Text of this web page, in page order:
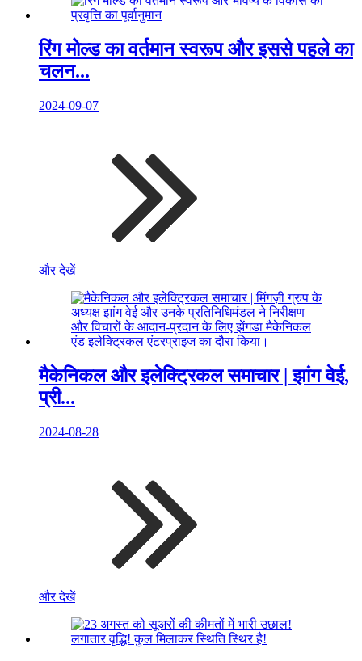
रिंग मोल्ड का वर्तमान स्वरूप और इससे पहले का
चलन...
2024-09-07
और देखें
मैकेनिकल और इलेक्ट्रिकल समाचार | झांग वेई,
प्री...
2024-08-28
और देखें